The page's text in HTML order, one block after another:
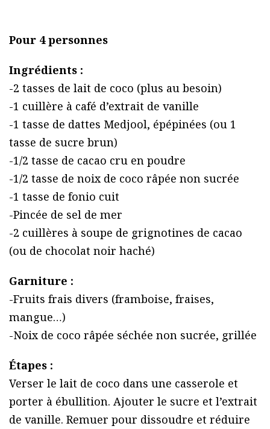
Pour 4 personnes
Ingrédients :
-2 tasses de lait de coco (plus au besoin)
-1 cuillère à café d’extrait de vanille
-1 tasse de dattes Medjool, épépinées (ou 1
tasse de sucre brun)
-1/2 tasse de cacao cru en poudre
-1/2 tasse de noix de coco râpée non sucrée
-1 tasse de fonio cuit
-Pincée de sel de mer
-2 cuillères à soupe de grignotines de cacao
(ou de chocolat noir haché)
Garniture :
-Fruits frais divers (framboise, fraises,
mangue…)
-Noix de coco râpée séchée non sucrée, grillée
Étapes :
Verser le lait de coco dans une casserole et
porter à ébullition. Ajouter le sucre et l’extrait
de vanille. Remuer pour dissoudre et réduire